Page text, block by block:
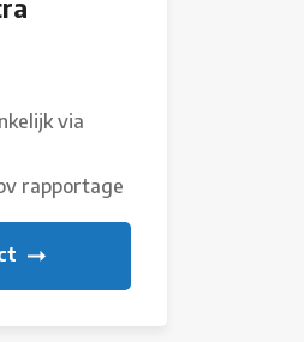
via
rapportage